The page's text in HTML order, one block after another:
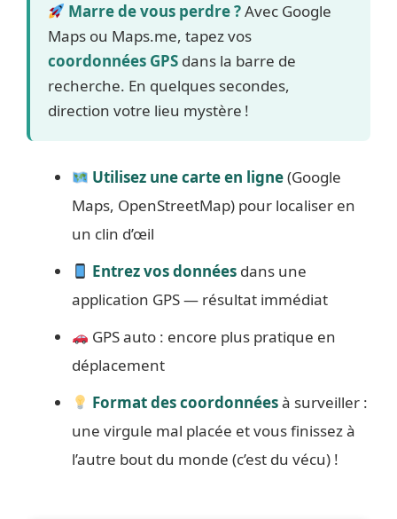
Marre de vous perdre ?Avec Google
Maps ou Maps.me, tapez vos
coordonnées GPS dans la barre de
recherche. En quelques secondes,
direction votre lieu mystère !
Utilisez une carte en ligne(Google
Maps, OpenStreetMap) pour localiser en
un clin d’œil
Entrez vos données dans une
application GPS — résultat immédiat
GPS auto : encore plus pratique en
déplacement
Format des coordonnéesà surveiller :
une virgule mal placée et vous finissez à
l’autre bout du monde (c’est du vécu) !